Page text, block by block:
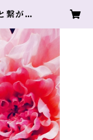
繋がる